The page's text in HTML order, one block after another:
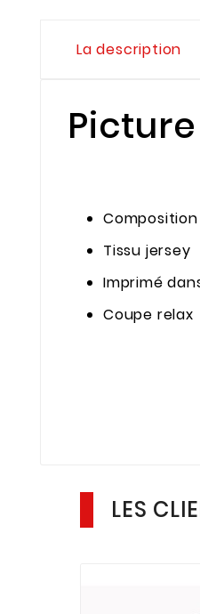
La description
Composition
Tissu jersey
Imprimé
Coupe relax
LES